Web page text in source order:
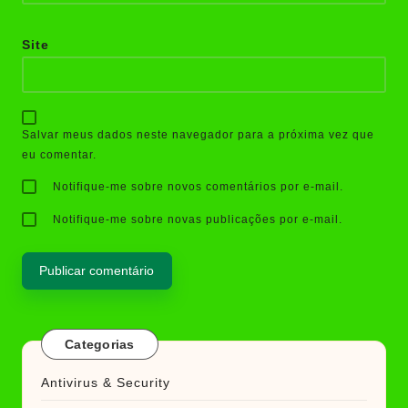
Site
Salvar meus dados neste navegador para a próxima vez que
eu comentar.
Notifique-me sobre novos comentários por e-mail.
Notifique-me sobre novas publicações por e-mail.
Categorias
Antivirus & Security